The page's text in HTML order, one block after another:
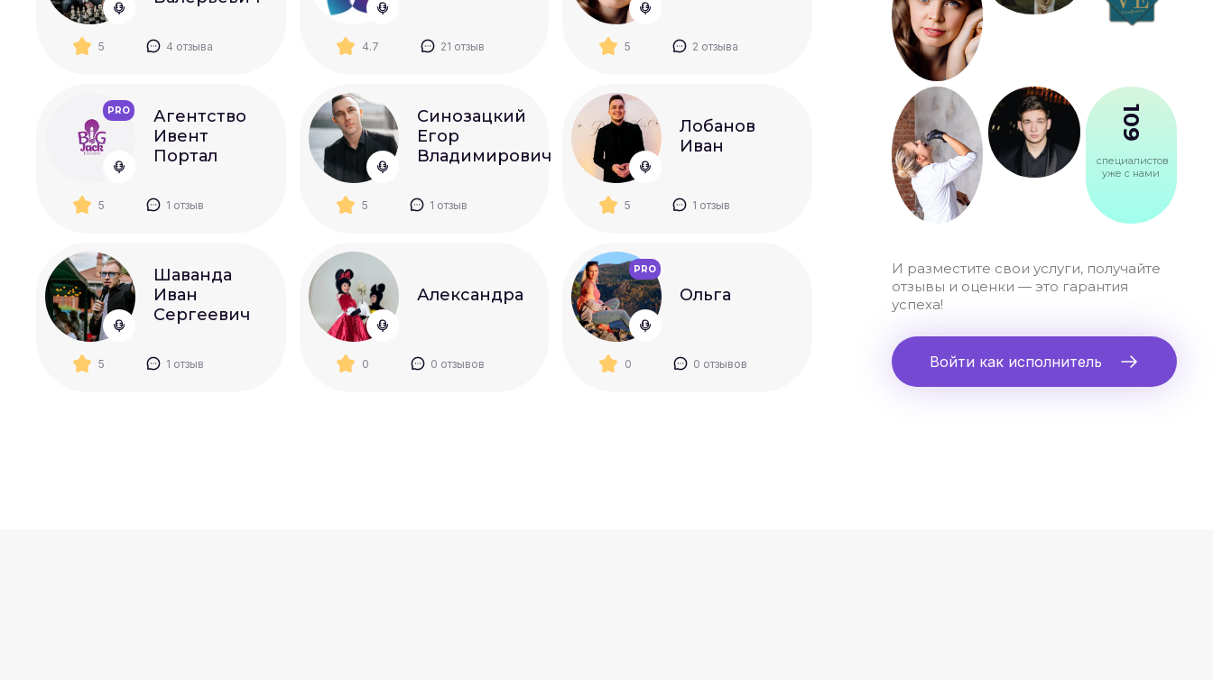
5 4 отзыва 4.7 21 отзыв 5 2 отзыва
PRO
Агентство
Ивент
Портал
5 1 отзыв
Синозацкий
Егор
Владимирович
5 1 отзыв
Лобанов
Иван
5 1 отзыв
Шаванда
Иван
Сергеевич
5 1 отзыв
Александра
0 0 отзывов
PRO
Ольга
0 0 отзывов
109
специалистов
уже с нами
И разместите свои услуги, получайте
отзывы и оценки — это гарантия
успеха!
Войти как исполнитель